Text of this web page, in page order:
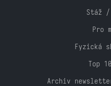
Stáž /
Pro
Fyzická
Top
Archiv